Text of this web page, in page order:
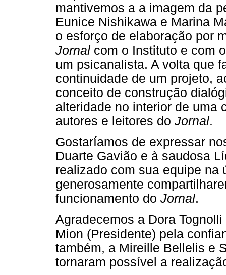
mantivemos a a imagem da
Eunice Nishikawa e Marina
o esforço de elaboração por
Jornal com o Instituto e com
um psicanalista. A volta que
continuidade de um projeto,
conceito de construção
alteridade no interior de uma
autores e leitores do Jornal.
Gostaríamos de expressar
Duarte Gavião e à saudosa
realizado com sua equipe na
generosamente
funcionamento do Jornal.
Agradecemos a Dora
Mion (Presidente) pela
também, a Mireille Bellelis e
tornaram possível a